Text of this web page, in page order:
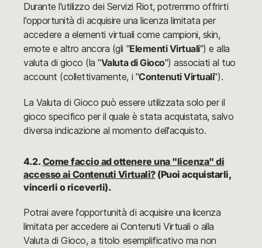
Durante l'utilizzo dei Servizi Riot, potremmo offrirti
l'opportunità di acquisire una licenza limitata per
accedere a elementi virtuali come campioni, skin,
emote e altro ancora (gli "Elementi Virtuali") e alla
valuta di gioco (la "Valuta di Gioco") associati al tuo
account (collettivamente, i "Contenuti Virtuali").
La Valuta di Gioco può essere utilizzata solo per il
gioco specifico per il quale è stata acquistata, salvo
diversa indicazione al momento dell'acquisto.
4.2.Come faccio ad ottenere una "licenza" di
accesso ai Contenuti Virtuali?(Puoi acquistarli,
vincerli o riceverli).
Potrai avere l'opportunità di acquisire una licenza
limitata per accedere ai Contenuti Virtuali o alla
Valuta di Gioco, a titolo esemplificativo ma non